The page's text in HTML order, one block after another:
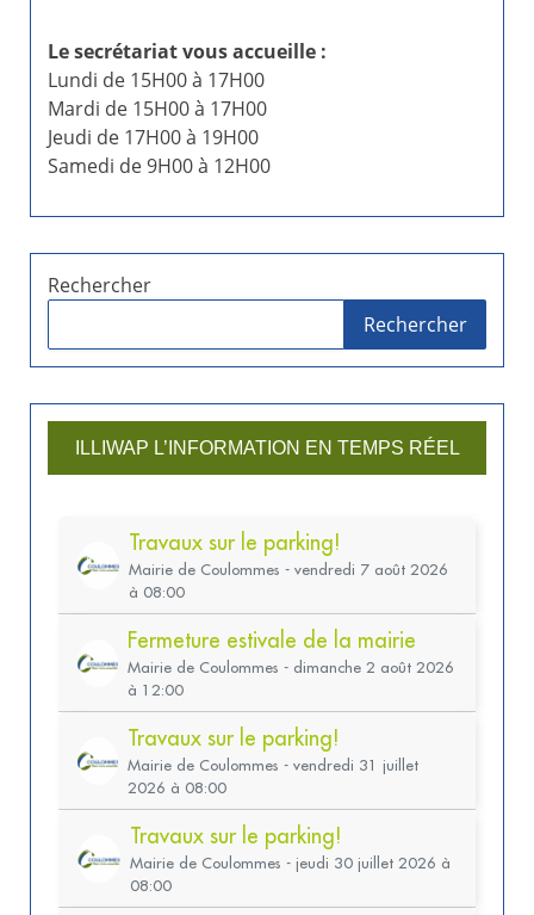
Le secrétariat vous accueille :
Lundi de 15H00 à 17H00
Mardi de 15H00 à 17H00
Jeudi de 17H00 à 19H00
Samedi de 9H00 à 12H00
Rechercher
Rechercher
ILLIWAP L’INFORMATION EN TEMPS RÉEL